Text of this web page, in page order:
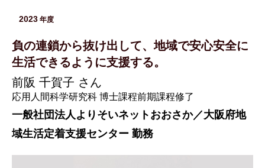
2023
負の連鎖から抜け出して、地域で安心安全に
生活できるように支援する。
前阪 千賀子 さん
応用人間科学研究科 博士課程前期課程修了
一般社団法人よりそいネットおおさか／大阪府地
域生活定着支援センター 勤務